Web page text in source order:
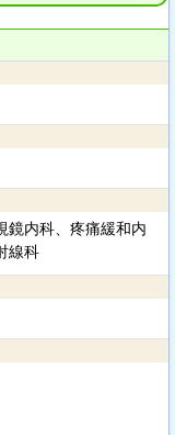
鏡内科、疼痛緩和内
線科